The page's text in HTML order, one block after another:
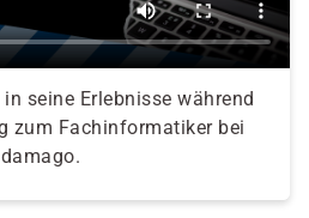
seine Erlebnisse während
zum Fachinformatiker bei
damago.